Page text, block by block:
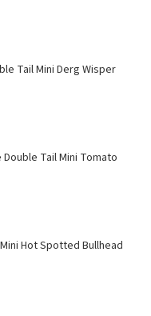
Tail Mini Derg Wisper
Double Tail Mini Tomato
Hot Spotted Bullhead